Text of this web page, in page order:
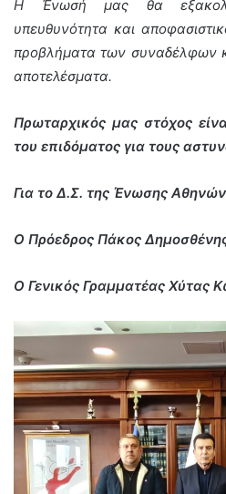
Η Ένωσή μας θα
υπευθυνότητα και
προβλήματα των συναδέλφων
αποτελέσματα.
Πρωταρχικός μας στόχος
του επιδόματος για τους
Για το Δ.Σ. της Ένωσης Αθηνών
Ο Πρόεδρος Πάκος
Ο Γενικός Γραμματέας Χύτας